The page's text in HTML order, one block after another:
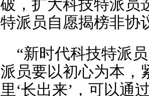
破，扩大科技特派员
特派员自愿揭榜非协
“新时代科技特派
派员要以初心为本，
里‘长出来’，可以通